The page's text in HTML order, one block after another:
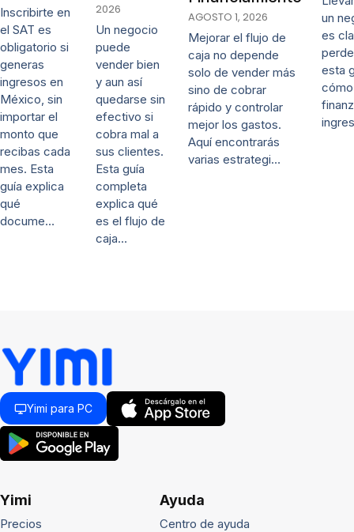
Inscribirte en
el SAT es
obligatorio si
generas
ingresos en
México, sin
importar el
monto que
recibas cada
mes. Esta
guía explica
qué
docume…
2026
Un negocio
puede
vender bien
y aun así
quedarse sin
efectivo si
cobra mal a
sus clientes.
Esta guía
completa
explica qué
es el flujo de
caja…
AGOSTO 1, 2026
Mejorar el flujo de
caja no depende
solo de vender más
sino de cobrar
rápido y controlar
mejor los gastos.
Aquí encontrarás
varias estrategi…
un
es
esta
Yimi para PC
Yimi
Precios
Ayuda
Centro de ayuda